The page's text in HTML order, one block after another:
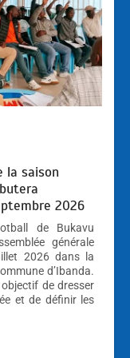
la saison
la saison
2026
de Bukavu
générale
2026 dans la
d’Ibanda.
de dresser
et de définir les